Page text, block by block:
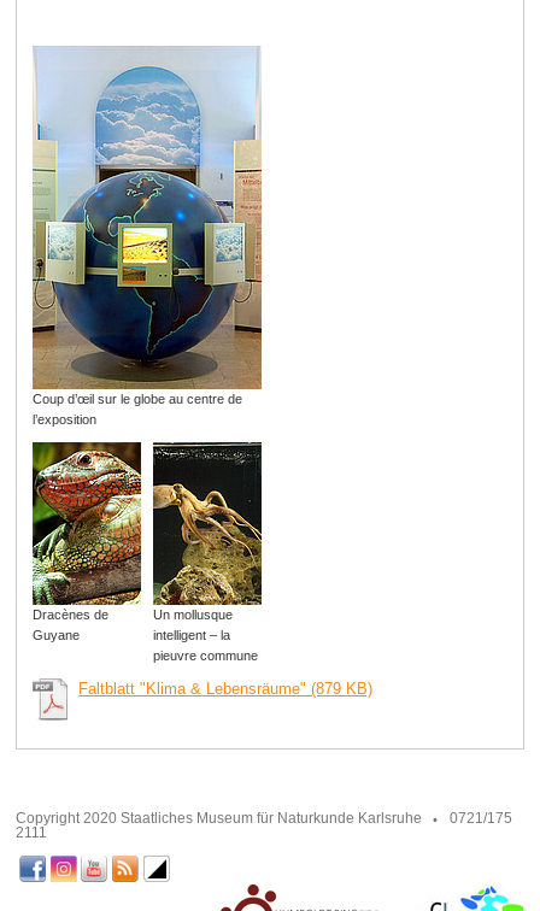
Coup d’œil sur le globe au centre de
l’exposition
Dracènes de
Guyane
Un mollusque
intelligent – la
pieuvre commune
Faltblatt "Klima & Lebensräume" (879 KB)
Copyright 2020 Staatliches Museum für Naturkunde Karlsruhe
0721/175
2111